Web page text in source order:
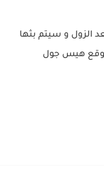
الزول و سيتم بثها
هيس جول